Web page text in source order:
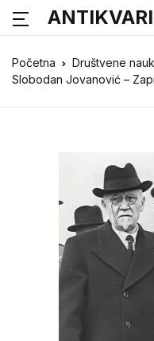
Početna Društvene
Slobodan Jovanović –